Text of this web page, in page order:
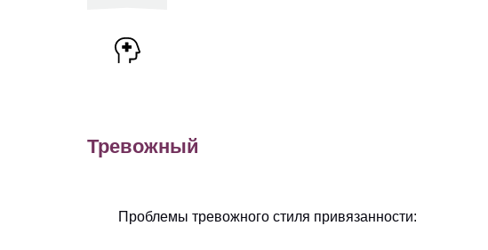
Тревожный
Проблемы тревожного стиля привязанности: